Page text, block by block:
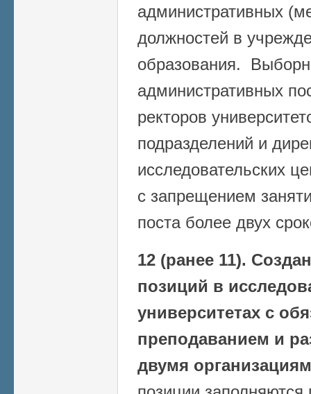
административных
должностей в
образования.
административных
ректоров
подразделений и
исследовательских
с запрещением
поста более двух
12 (ранее 11).
позиций в
университетах с
преподаванием и
двумя